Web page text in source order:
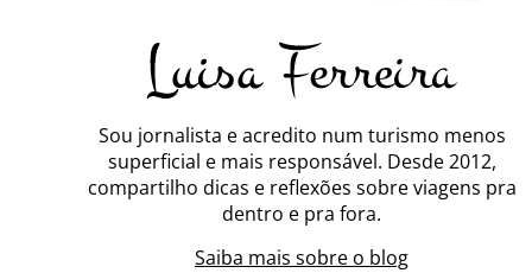
Sou jornalista e acredito num turismo menos
superficial e mais responsável. Desde 2012,
compartilho dicas e reflexões sobre viagens pra
dentro e pra fora.
Saiba mais sobre o blog